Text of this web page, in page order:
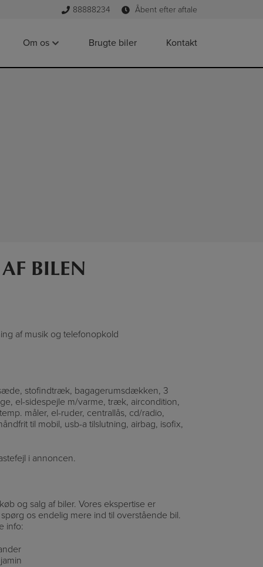
88888234 Åbent efter aftale
Om os Brugte biler Kontakt
BILEN
af musik og telefonopkold
stofindtræk, bagagerumsdækken, 3
el-sidespejle m/varme, træk, aircondition,
måler, el-ruder, centrallås, cd/radio,
til mobil, usb-a tilslutning, airbag, isofix,
i annoncen.
og salg af biler. Vores ekspertise er
os endelig mere ind til overstående bil.
info: